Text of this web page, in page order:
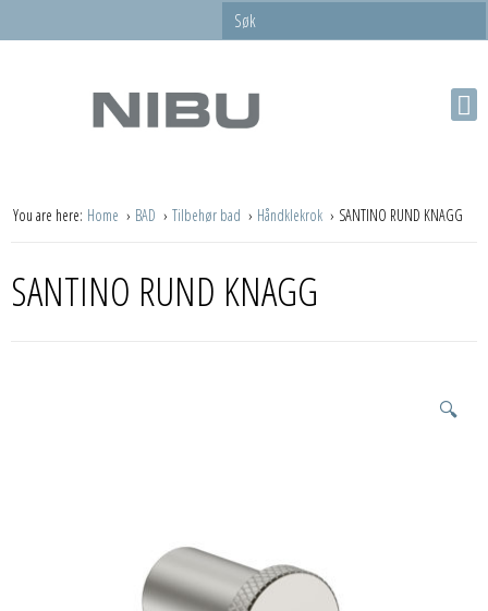
You are here: Home BAD Tilbehør bad Håndklekrok SANTINO RUND KNAGG
SANTINO RUND KNAGG
🔍